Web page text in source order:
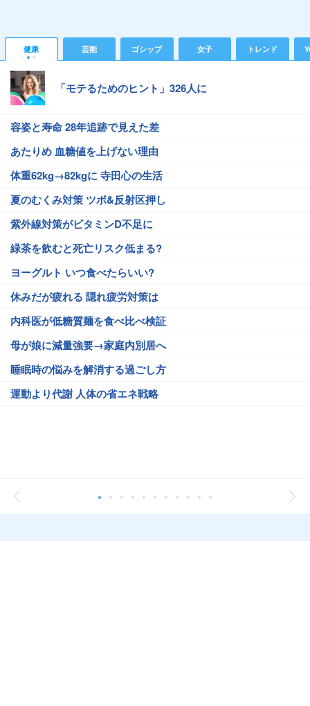
健康 芸能 ゴシップ 女子 トレンド
「モテるためのヒント」326人に
容姿と寿命 28年追跡で見えた差
あたりめ 血糖値を上げない理由
体重62kg→82kgに 寺田心の生活
夏のむくみ対策 ツボ&反射区押し
紫外線対策がビタミンD不足に
緑茶を飲むと死亡リスク低まる?
ヨーグルト いつ食べたらいい?
休みだが疲れる 隠れ疲労対策は
内科医が低糖質麺を食べ比べ検証
母が娘に減量強要→家庭内別居へ
睡眠時の悩みを解消する過ごし方
運動より代謝 人体の省エネ戦略